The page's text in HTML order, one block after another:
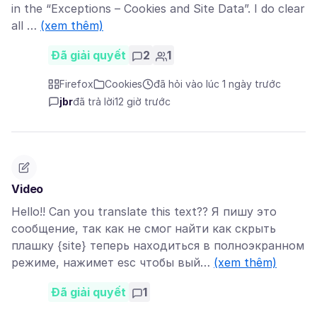
in the “Exceptions – Cookies and Site Data”. I do clear
all … (xem thêm)
Đã giải quyết 2 1
Firefox Cookies
đã hỏi vào lúc 1 ngày trước
jbrđã trả lời12 giờ trước
Video
Hello!! Can you translate this text?? Я пишу это
сообщение, так как не смог найти как скрыть
плашку {site} теперь находиться в полноэкранном
режиме, нажимет esc чтобы вый… (xem thêm)
Đã giải quyết 1